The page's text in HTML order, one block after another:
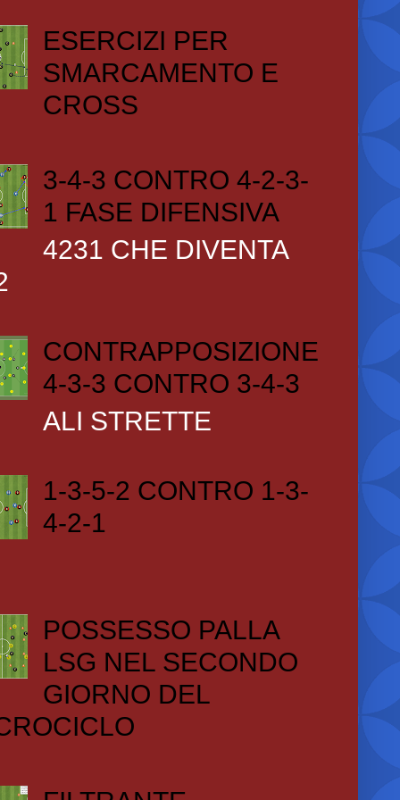
ESERCIZI PER
SMARCAMENTO E
CROSS
3-4-3 CONTRO 4-2-3-
1 FASE DIFENSIVA
4231 CHE DIVENTA
CONTRAPPOSIZIONE
4-3-3 CONTRO 3-4-3
ALI STRETTE
1-3-5-2 CONTRO 1-3-
4-2-1
POSSESSO PALLA
LSG NEL SECONDO
GIORNO DEL